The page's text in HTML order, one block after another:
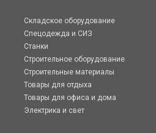
Складское оборудование
Спецодежда и СИЗ
Станки
Строительное оборудование
Строительные материалы
Товары для отдыха
Товары для офиса и дома
Электрика и свет